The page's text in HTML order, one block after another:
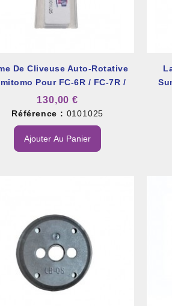
De Cliveuse Auto-Rotative
Pour FC-6R / FC-7R /
FC-8R
130,00 €
Référence : 0101025
Ajouter Au Panier